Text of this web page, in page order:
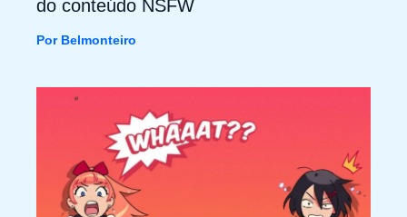
do conteúdo NSFW
Por Belmonteiro